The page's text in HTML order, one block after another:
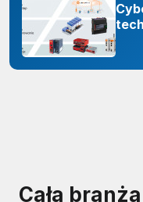
Cała